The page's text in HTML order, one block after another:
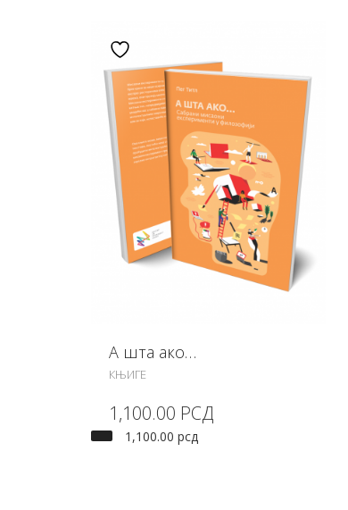
А шта ако…
КЊИГЕ
1,100.00 РСД
1,100.00 рсд